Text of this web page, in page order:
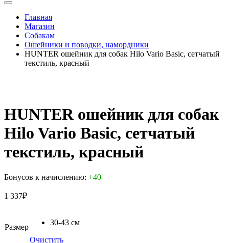
Главная
Магазин
Собакам
Ошейники и поводки, намордники
HUNTER ошейник для собак Hilo Vario Basic, сетчатый
текстиль, красный
HUNTER ошейник для собак
Hilo Vario Basic, сетчатый
текстиль, красный
Бонусов к начислению: +40
1 337₽
Размер
30-43 см
Очистить